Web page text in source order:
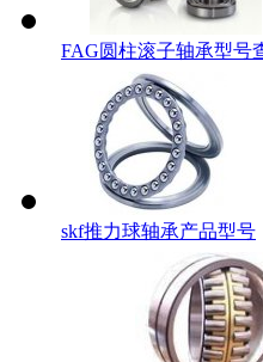
FAG圆柱滚子轴承型号
skf推力球轴承产品型号